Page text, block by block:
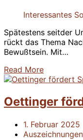
Interessantes
Spätestens seitder
rückt das Thema
Bewußtsein. Mit…
Read More
Oettinger
1. Februar 2025
Auszeichnungen